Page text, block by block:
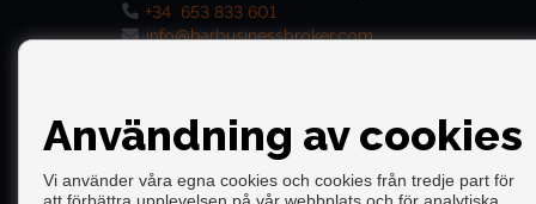
+34 653 833 601
info@barbusinessbroker.com
Användning av cookies
Vi använder våra egna cookies och cookies från tredje part för